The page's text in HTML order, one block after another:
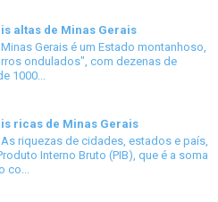
altas de Minas Gerais
Gerais é um Estado montanhoso,
ondulados", com dezenas de
1000...
ricas de Minas Gerais
riquezas de cidades, estados e país,
Interno Bruto (PIB), que é a soma